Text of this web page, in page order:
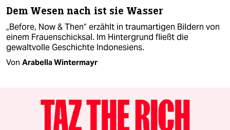
Dem Wesen nach ist sie Wasser
„Before, Now & Then“ erzählt in traumartigen Bildern von
einem Frauenschicksal. Im Hintergrund fließt die
gewaltvolle Geschichte Indonesiens.
Von Arabella Wintermayr